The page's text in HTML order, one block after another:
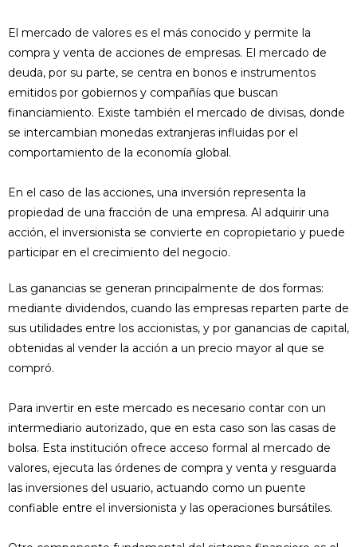
El mercado de valores es el más conocido y permite la
compra y venta de acciones de empresas. El mercado de
deuda, por su parte, se centra en bonos e instrumentos
emitidos por gobiernos y compañías que buscan
financiamiento. Existe también el mercado de divisas, donde
se intercambian monedas extranjeras influidas por el
comportamiento de la economía global.
En el caso de las acciones, una inversión representa la
propiedad de una fracción de una empresa. Al adquirir una
acción, el inversionista se convierte en copropietario y puede
participar en el crecimiento del negocio.
Las ganancias se generan principalmente de dos formas:
mediante dividendos, cuando las empresas reparten parte de
sus utilidades entre los accionistas, y por ganancias de capital,
obtenidas al vender la acción a un precio mayor al que se
compró.
Para invertir en este mercado es necesario contar con un
intermediario autorizado, que en esta caso son las casas de
bolsa. Esta institución ofrece acceso formal al mercado de
valores, ejecuta las órdenes de compra y venta y resguarda
las inversiones del usuario, actuando como un puente
confiable entre el inversionista y las operaciones bursátiles.